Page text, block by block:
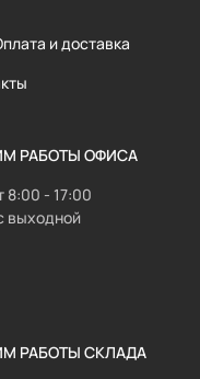
и доставка
РАБОТЫ ОФИСА
8:00 - 17:00
выходной
РАБОТЫ СКЛАДА